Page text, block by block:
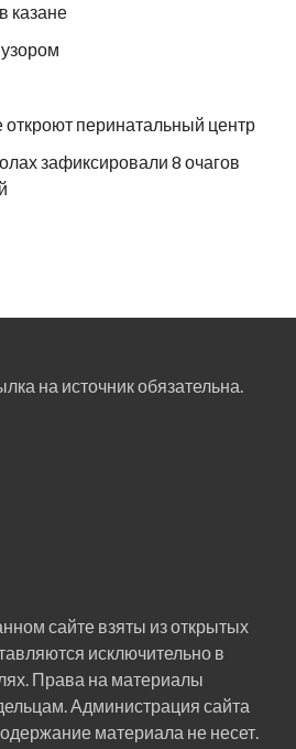
казане
откроют перинатальный центр
зафиксировали 8 очагов
на источник обязательна.
сайте взяты из открытых
исключительно в
Права на материалы
Администрация сайта
материала не несет.